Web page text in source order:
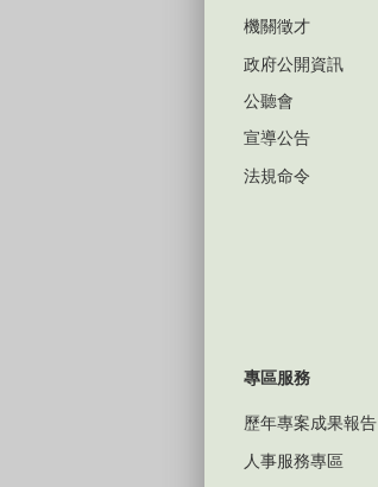
機關徵才
政府公開資訊
公聽會
宣導公告
法規命令
專區服務
歷年專案成果報告
人事服務專區